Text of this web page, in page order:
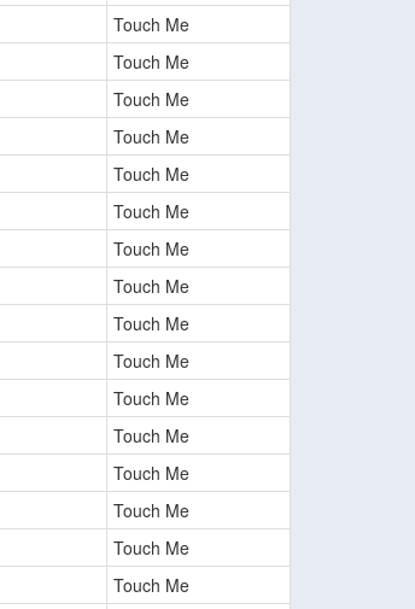
Touch Me
Touch Me
Touch Me
Touch Me
Touch Me
Touch Me
Touch Me
Touch Me
Touch Me
Touch Me
Touch Me
Touch Me
Touch Me
Touch Me
Touch Me
Touch Me